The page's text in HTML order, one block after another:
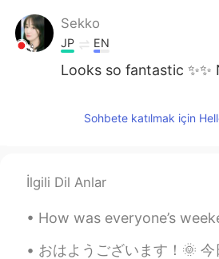
Sekko
JP EN
Looks so fantastic ✨✨
Sohbete katılmak için
İlgili Dil Anlar
How was everyone’s weekend 👋😄 I had some yummy delicious
おはようございます！🌞 今日は走ってきました。 3キロぐらい走ったら、つまずいて転んでしまいました。両膝を擦りむいて怪我を